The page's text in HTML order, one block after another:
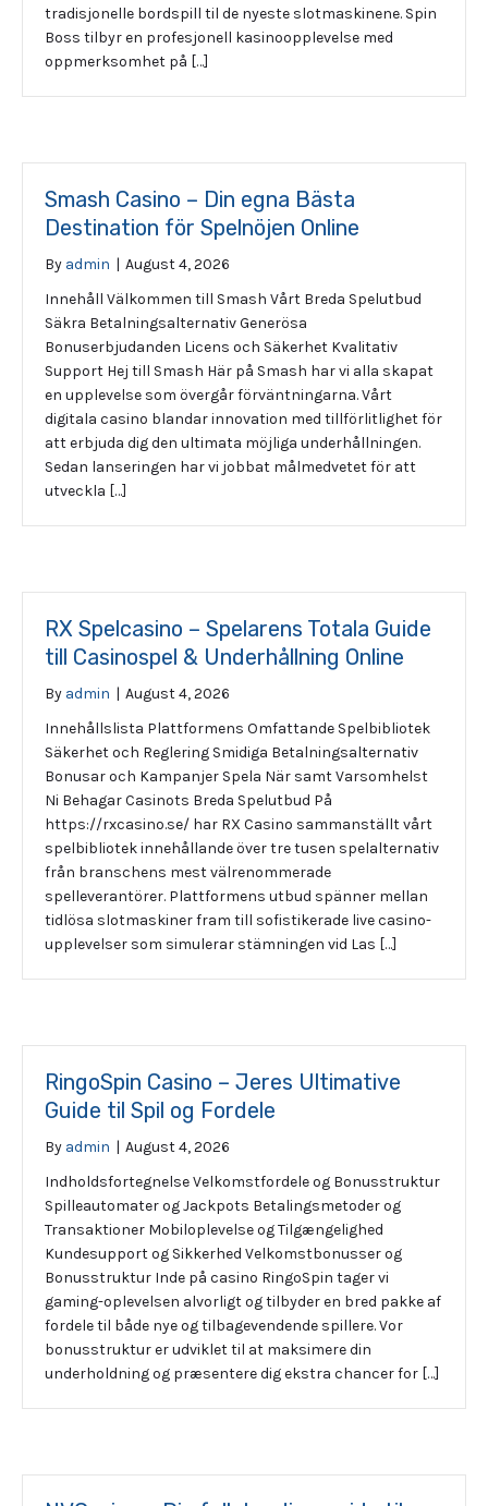
tradisjonelle bordspill til de nyeste slotmaskinene. Spin
Boss tilbyr en profesjonell kasinoopplevelse med
oppmerksomhet på […]
Smash Casino – Din egna Bästa
Destination för Spelnöjen Online
By admin | August 4, 2026
Innehåll Välkommen till Smash Vårt Breda Spelutbud
Säkra Betalningsalternativ Generösa
Bonuserbjudanden Licens och Säkerhet Kvalitativ
Support Hej till Smash Här på Smash har vi alla skapat
en upplevelse som övergår förväntningarna. Vårt
digitala casino blandar innovation med tillförlitlighet för
att erbjuda dig den ultimata möjliga underhållningen.
Sedan lanseringen har vi jobbat målmedvetet för att
utveckla […]
RX Spelcasino – Spelarens Totala Guide
till Casinospel & Underhållning Online
By admin | August 4, 2026
Innehållslista Plattformens Omfattande Spelbibliotek
Säkerhet och Reglering Smidiga Betalningsalternativ
Bonusar och Kampanjer Spela När samt Varsomhelst
Ni Behagar Casinots Breda Spelutbud På
https://rxcasino.se/ har RX Casino sammanställt vårt
spelbibliotek innehållande över tre tusen spelalternativ
från branschens mest välrenommerade
spelleverantörer. Plattformens utbud spänner mellan
tidlösa slotmaskiner fram till sofistikerade live casino-
upplevelser som simulerar stämningen vid Las […]
RingoSpin Casino – Jeres Ultimative
Guide til Spil og Fordele
By admin | August 4, 2026
Indholdsfortegnelse Velkomstfordele og Bonusstruktur
Spilleautomater og Jackpots Betalingsmetoder og
Transaktioner Mobiloplevelse og Tilgængelighed
Kundesupport og Sikkerhed Velkomstbonusser og
Bonusstruktur Inde på casino RingoSpin tager vi
gaming-oplevelsen alvorligt og tilbyder en bred pakke af
fordele til både nye og tilbagevendende spillere. Vor
bonusstruktur er udviklet til at maksimere din
underholdning og præsentere dig ekstra chancer for […]